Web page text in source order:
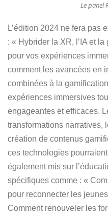
Le panel
L’édition 2024 ne fera pas
: « Hybrider la XR, l’IA et la
pour vos expériences
comment les avancées en
combinées à la
expériences immersives
engageantes et efficaces.
transformations narratives,
création de contenus
ces technologies pourraient
également mis sur
spécifiques comme : «
pour reconnecter les
Comment renouveler les